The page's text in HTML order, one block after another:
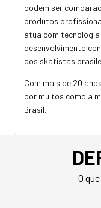
podem ser
produtos
atua com
desenvolvimento
dos skatistas
Com mais de 20
por muitos como a
Brasil.
O